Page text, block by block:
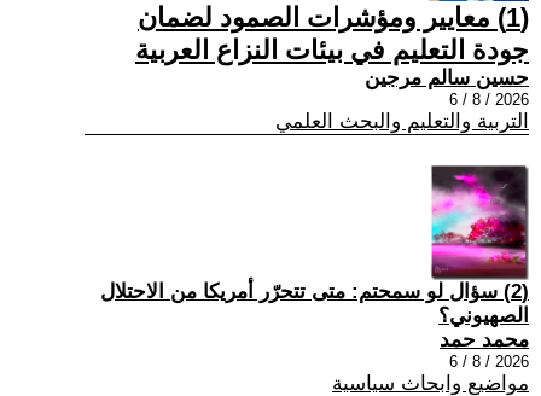
(1) معايير ومؤشرات الصمود لضمان
جودة التعليم في بيئات النزاع العربية
حسين سالم مرجين
2026 / 8 / 6
التربية والتعليم والبحث العلمي
(2) سؤال لو سمحتم: متى تتحرّر أمريكا من الاحتلال
الصهيوني؟
محمد حمد
2026 / 8 / 6
مواضيع وابحاث سياسية